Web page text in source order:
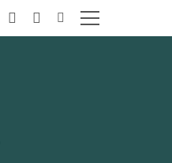
instagramLinkedin